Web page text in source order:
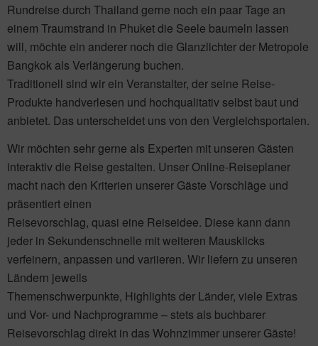
Rundreise durch Thailand gerne noch ein paar Tage an
einem Traumstrand in Phuket die Seele baumeln lassen
will, möchte ein anderer noch die Glanzlichter der Metropole
Bangkok als Verlängerung buchen.
Traditionell sind wir ein Veranstalter, der seine Reise-
Produkte handverlesen und hochqualitativ selbst baut und
anbietet. Das unterscheidet uns von den Vergleichsportalen.
Wir möchten sehr gerne als Experten mit unseren Gästen
interaktiv die Reise gestalten. Unser Online-Reiseplaner
macht nach den Kriterien unserer Gäste Vorschläge und
präsentiert einen
Reisevorschlag, quasi eine Reiseidee. Diese kann dann
jeder in Sekundenschnelle mit weiteren Mausklicks
verfeinern, anpassen und variieren. Wir liefern zu unseren
Ländern jeweils
Themenschwerpunkte, Highlights der Länder, viele Extras
und Vor- und Nachprogramme – stets als buchbarer
Reisevorschlag direkt in das Wohnzimmer unserer Gäste!